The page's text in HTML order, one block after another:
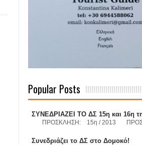
Popular Posts
ΣΥΝΕΔΡΙΑΖΕΙ ΤΟ ΔΣ 15η και 16η
ΠΡΟΣΚΛΗΣΗ: 15η / 2013 ΠΡΟΣ:
Συνεδριάζει το ΔΣ στο Δομοκό!